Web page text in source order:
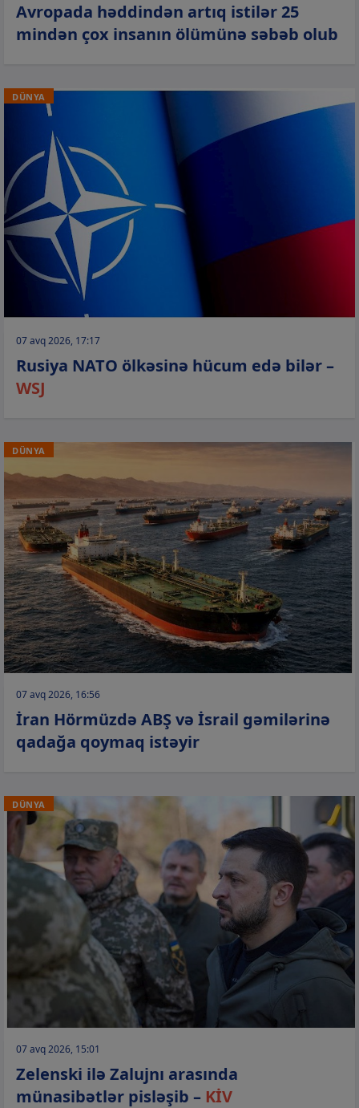
Avropada həddindən artıq istilər 25
mindən çox insanın ölümünə səbəb olub
DÜNYA
07 avq 2026, 17:17
Rusiya NATO ölkəsinə hücum edə bilər –
WSJ
DÜNYA
07 avq 2026, 16:56
İran Hörmüzdə ABŞ və İsrail gəmilərinə
qadağa qoymaq istəyir
DÜNYA
07 avq 2026, 15:01
Zelenski ilə Zalujnı arasında
münasibətlər pisləşib – KİV